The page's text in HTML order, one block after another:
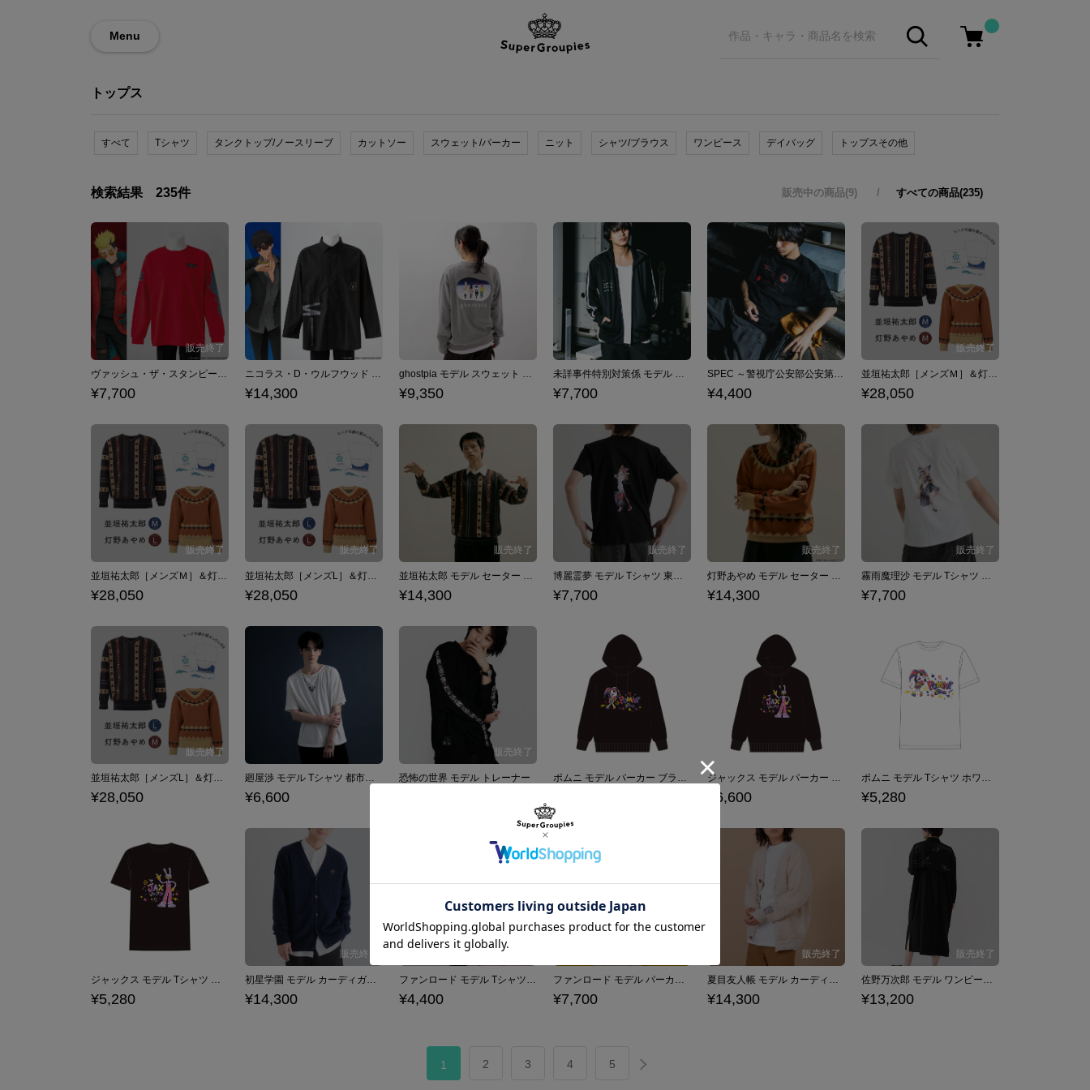
Menu
トップス
すべて Tシャツ タンクトップ/ノースリーブ カットソー スウェット/パーカー ニット シャツ/ブラウス ワンピース デイバッグ トップスその他
販売中の商品(9) すべての商品(235)
検索結果 235件
ヴァッシュ・ザ・スタンピード モデル ロングスリーブTシャツ TRIGUN STARGAZE トライガン・スターゲイズ
¥7,700
ニコラス・D・ウルフウッド モデル シャツ TRIGUN STARGAZE トライガン・スターゲイズ
¥14,300
ghostpia モデル スウェット ゴーストピア シーズンワン
¥9,350
未詳事件特別対策係 モデル ジャージ SPEC ～警視庁公安部公安第五課 未詳事件特別対策係事件簿～
¥7,700
SPEC ～警視庁公安部公安第五課 未詳事件特別対策係事件簿～ モデル Tシャツ
¥4,400
並垣祐太郎［メンズＭ］＆灯野あやめ［レディースＭ］ セーター２種セット（ヒハク石鹸紙せっけん付き） パラノマサイト FILE23 本所七不思議
¥28,050
並垣祐太郎［メンズＭ］＆灯野あやめ［レディースL］ セーター２種セット（ヒハク石鹸紙せっけん付き） パラノマサイト FILE23 本所七不思議
¥28,050
並垣祐太郎［メンズL］＆灯野あやめ［レディースL］ セーター２種セット（ヒハク石鹸紙せっけん付き） パラノマサイト FILE23 本所七不思議
¥28,050
並垣祐太郎 モデル セーター パラノマサイト FILE23 本所七不思議
¥14,300
博麗霊夢 モデル Tシャツ 東方Project
¥7,700
灯野あやめ モデル セーター パラノマサイト FILE23 本所七不思議
¥14,300
霧雨魔理沙 モデル Tシャツ 東方Project
¥7,700
並垣祐太郎［メンズL］＆灯野あやめ［レディースＭ］ セーター２種セット（ヒハク石鹸紙せっけん付き） パラノマサイト FILE23 本所七不思議
¥28,050
廻屋渉 モデル Tシャツ 都市伝説解体センター
¥6,600
恐怖の世界 モデル トレーナー ポムニ モデル パーカー ブラック アメイジング・デジタル・サーカス ジャックス モデル パーカー ブラック アメイジング・デジタル・サーカス
¥6,600
ポムニ モデル Tシャツ ホワイト アメイジング・デジタル・サーカス
¥5,280
ジャックス モデル Tシャツ ブラック アメイジング・デジタル・サーカス
¥5,280
初星学園 モデル カーディガン 学園アイドルマスター
¥14,300
ファンロード モデル Tシャツ Fanroad
¥4,400
ファンロード モデル パーカー Fanroad
¥7,700
夏目友人帳 モデル カーディガン
¥14,300
佐野万次郎 モデル ワンピース 東京リベンジャーズ
¥13,200
1 2 3 4 5